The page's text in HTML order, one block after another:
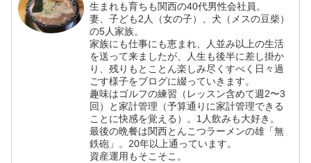
生まれも育ちも関西の40代男性会社員。
妻、子ども2人（女の子）、犬（メスの豆柴）
の5人家族。
家族にも仕事にも恵まれ、人並み以上の生活
を送って来ましたが、人生も後半に差し掛か
り、残りもとことん楽しみ尽くすべく日々過
ごす様子をブログに綴っていきます。
趣味はゴルフの練習（レッスン含めて週2〜3
回）と家計管理（予算通りに家計管理できる
ことに快感を覚える）。1人飲みも大好き。
最後の晩餐は関西とんこつラーメンの雄「無
鉄砲」。20年以上通っています。
資産運用もそこそこ。